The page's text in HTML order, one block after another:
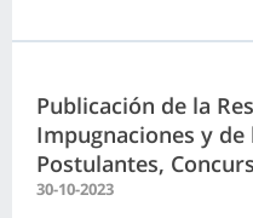
Publicación de la
Impugnaciones y
Postulantes,
30-10-2023